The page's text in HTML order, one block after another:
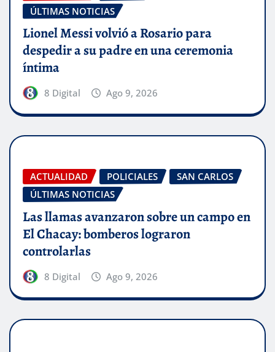
ÚLTIMAS NOTICIAS
Lionel Messi volvió a Rosario para
despedir a su padre en una ceremonia
íntima
8 Digital Ago 9, 2026
ACTUALIDAD POLICIALES
SAN CARLOS
ÚLTIMAS NOTICIAS
Las llamas avanzaron sobre un campo en
El Chacay: bomberos lograron
controlarlas
8 Digital Ago 9, 2026